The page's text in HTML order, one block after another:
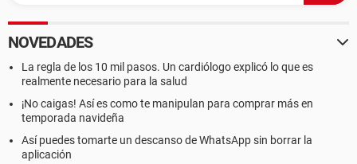
NOVEDADES
La regla de los 10 mil pasos. Un cardiólogo explicó lo que es
realmente necesario para la salud
¡No caigas! Así es como te manipulan para comprar más en
temporada navideña
Así puedes tomarte un descanso de WhatsApp sin borrar la
aplicación